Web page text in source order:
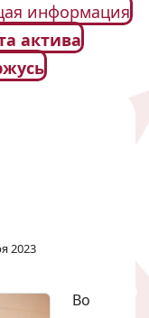
информация
актива
2023
Во